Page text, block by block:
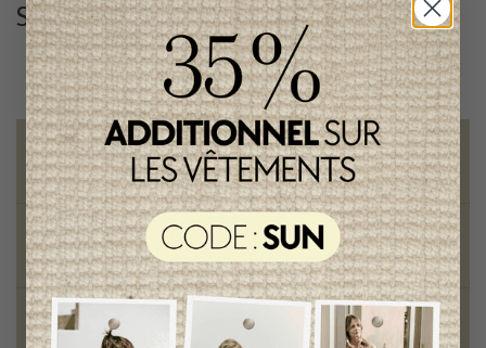
Suivez-nous@lenfantillon
Livraison gratuite
sur toute commande de 100 $ et plus
Vêtements chics et tendances
pour mamans et enfants
Style et élégance
qualité remarquable